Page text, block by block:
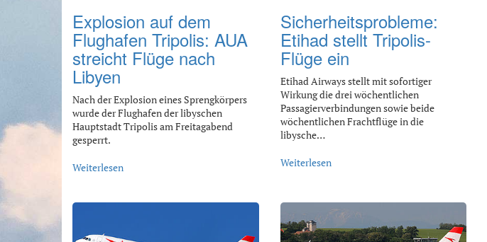
Explosion auf dem
Flughafen Tripolis: AUA
streicht Flüge nach
Libyen
Nach der Explosion eines Sprengkörpers
wurde der Flughafen der libyschen
Hauptstadt Tripolis am Freitagabend
gesperrt.
Weiterlesen
Sicherheitsprobleme:
Etihad stellt Tripolis-
Flüge ein
Etihad Airways stellt mit sofortiger
Wirkung die drei wöchentlichen
Passagierverbindungen sowie beide
wöchentlichen Frachtflüge in die
libysche…
Weiterlesen